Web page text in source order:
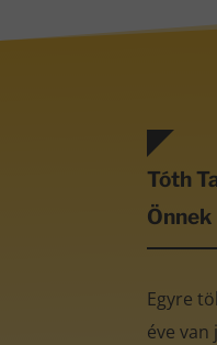
Tóth
Önnek
Egyre
éve